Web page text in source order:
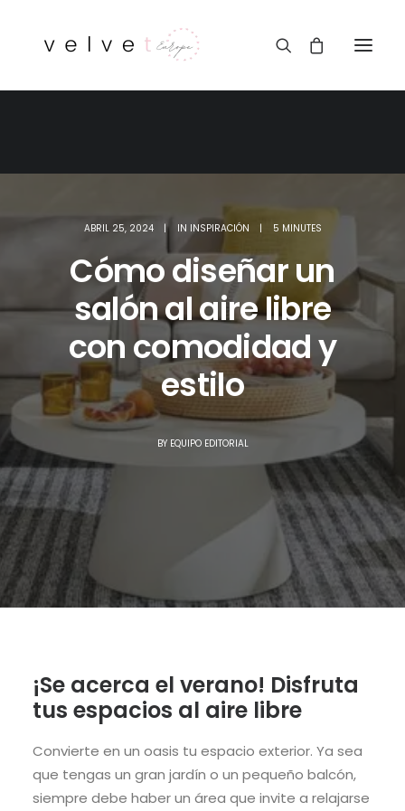
ABRIL 25, 2024 | IN INSPIRACIÓN | 5 MINUTES
Cómo diseñar un
salón al aire libre
con comodidad y
estilo
BY EQUIPO EDITORIAL
¡Se acerca el verano! Disfruta
tus espacios al aire libre
Convierte en un oasis tu espacio exterior. Ya sea
que tengas un gran jardín o un pequeño balcón,
siempre debe haber un área que invite a relajarse